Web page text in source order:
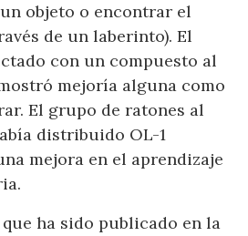
objeto o encontrar el
de un laberinto). El
con un compuesto al
mejoría alguna como
El grupo de ratones al
distribuido OL-1
mejora en el aprendizaje
ha sido publicado en la